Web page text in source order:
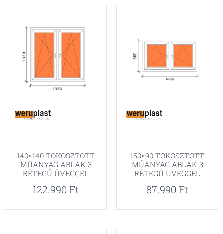
140×140 TOKOSZTOTT
MŰANYAG ABLAK 3
RÉTEGŰ ÜVEGGEL
122.990 Ft
150×90 TOKOSZTOTT
MŰANYAG ABLAK 3
RÉTEGŰ ÜVEGGEL
87.990 Ft